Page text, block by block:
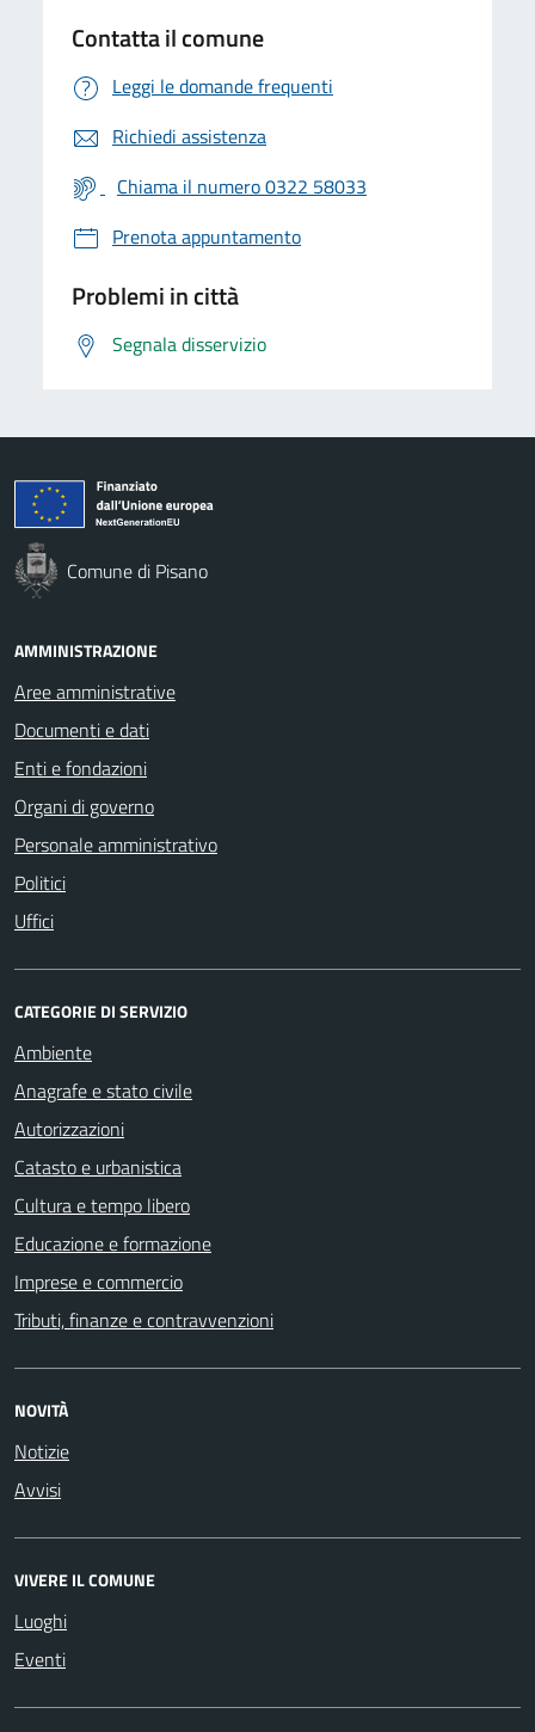
Contatta il comune
Leggi le domande frequenti
Richiedi assistenza
Chiama il numero 0322 58033
Prenota appuntamento
Problemi in città
Segnala disservizio
Comune di Pisano
AMMINISTRAZIONE
Aree amministrative
Documenti e dati
Enti e fondazioni
Organi di governo
Personale amministrativo
Politici
Uffici
CATEGORIE DI SERVIZIO
Ambiente
Anagrafe e stato civile
Autorizzazioni
Catasto e urbanistica
Cultura e tempo libero
Educazione e formazione
Imprese e commercio
Tributi, finanze e contravvenzioni
NOVITÀ
Notizie
Avvisi
VIVERE IL COMUNE
Luoghi
Eventi